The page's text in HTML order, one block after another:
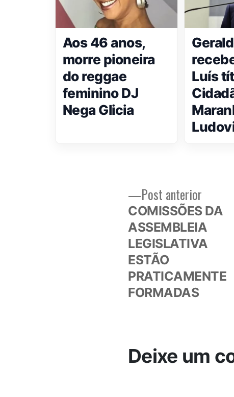
Aos 46 anos,
morre pioneira
do reggae
feminino DJ
Nega Glicia
Luís
Navegação
Post anterior
anterior:
COMISSÕES DA
ASSEMBLEIA
LEGISLATIVA
ESTÃO
PRATICAMENTE
FORMADAS
Deixe um